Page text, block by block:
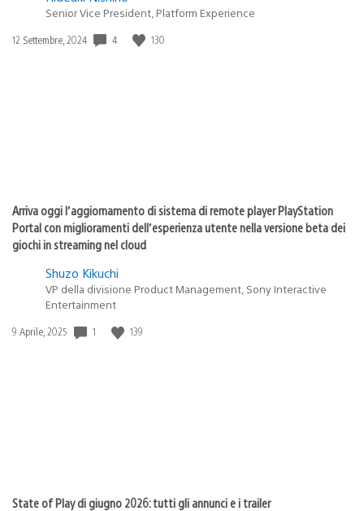
Senior Vice President, Platform Experience
Data
12 Settembre, 2024 4 130
Arriva oggi l’aggiornamento di sistema di remote player PlayStation
Portal con miglioramenti dell’esperienza utente nella versione beta dei
giochi in streaming nel cloud
Shuzo Kikuchi
VP della divisione Product Management, Sony Interactive
Entertainment
Data
9 Aprile, 2025 1 139
State of Play di giugno 2026: tutti gli annunci e i trailer